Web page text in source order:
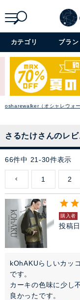
カテゴリ ブラン
osharewalker（オシャレウォー
さるたけさんのレ
66件中 21 -30件表示
1 2
購入者
投稿日
kOhAKUらしいカッ
です。
カーキの色味に少し
良かったです。